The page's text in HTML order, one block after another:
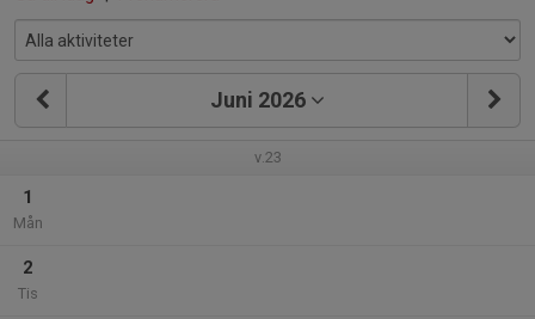
Juni 2026
v.23
1
Mån
2
Tis